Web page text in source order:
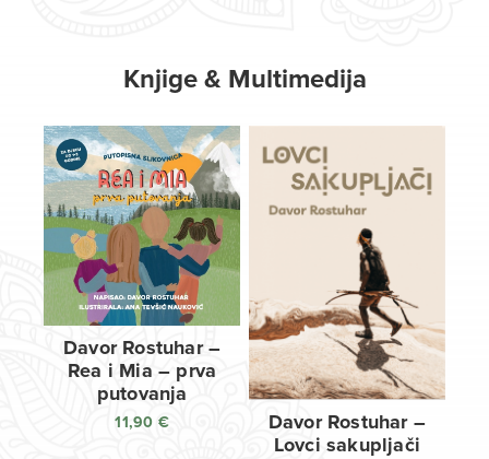
Knjige & Multimedija
Davor Rostuhar –
Rea i Mia – prva
putovanja
11,90 €
Davor Rostuhar –
Lovci sakupljači